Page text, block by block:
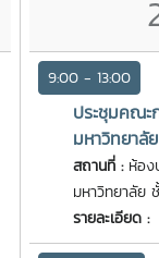
9:00 - 13:00
ประชุมคณะ
มหาวิทยาลั
สถานที่ : ห้อง
มหาวิทยาลัย
รายละเอียด :